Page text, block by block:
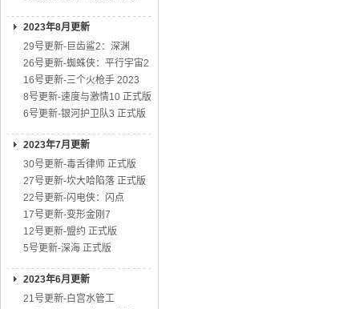
2023年8月更新
29号更新-巨齿鲨2：深渊
26号更新-蜘蛛侠：平行宇宙2
16号更新-三个火枪手 2023
8号更新-速度与激情10 正式版
6号更新-银河护卫队3 正式版
2023年7月更新
30号更新-毒舌律师 正式版
27号更新-坎大哈陷落 正式版
22号更新-闪电侠：闪点
17号更新-变形金刚7
12号更新-盟约 正式版
5号更新-深海 正式版
2023年6月更新
21号更新-白宫水管工